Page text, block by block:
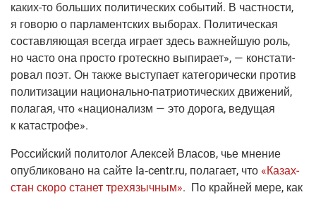
каких-то боль­ших поли­ти­че­ских собы­тий. В част­но­сти,
я гово­рю о пар­ла­мент­ских выбо­рах. Поли­ти­че­ская
состав­ля­ю­щая все­гда игра­ет здесь важ­ней­шую роль,
но часто она про­сто гро­теск­но выпи­ра­ет», — кон­ста­ти­
ро­вал поэт. Он так­же высту­па­ет кате­го­ри­че­ски про­тив
поли­ти­за­ции наци­о­наль­но-пат­ри­о­ти­че­ских дви­же­ний,
пола­гая, что «наци­о­на­лизм — это доро­га, веду­щая
к катастрофе».
Рос­сий­ский поли­то­лог Алек­сей Вла­сов, чье мне­ние
опуб­ли­ко­ва­но на сай­те a‑centr.ru, пола­га­ет, что «Казах­
стан ско­ро ста­нет трехя­зыч­ным». По край­ней мере, как